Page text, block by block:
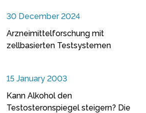
30 December 2024
Arzneimittelforschung mit
zellbasierten Testsystemen
15 January 2003
Kann Alkohol den
Testosteronspiegel steigern? Die